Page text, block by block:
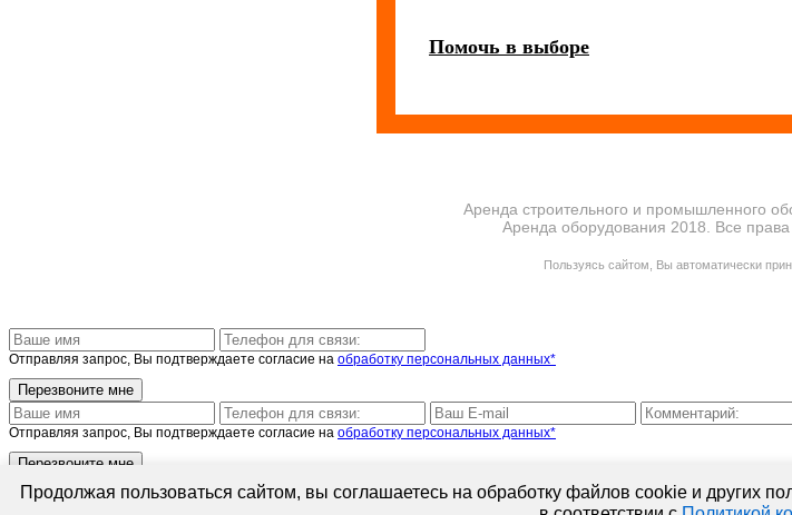
Помочь в выборе
Аренда строительного и промышленного
Аренда оборудования 2018. Все
Пользуясь сайтом, Вы автоматически
Отправляя запрос, Вы подтверждаете согласие на обработку персональных данных*
Отправляя запрос, Вы подтверждаете согласие на обработку персональных данных*
Продолжая пользоваться сайтом, вы соглашаетесь на обработку файлов cookie и других